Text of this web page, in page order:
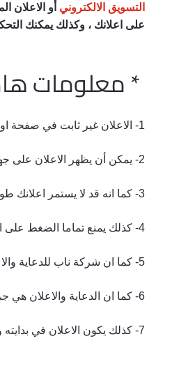
التسويق الالكتروني أو
على اعلانك ، وكذلك يمكنك
* معلومات
1- الاعلان غير ثابت في صفحة او مكان واحد، ويتحدد مكانه من خلال عدد وقوة المعلنين في نفس مجالك وقوة المواقع الخاصة بهم ونقاط اخرى كثرة تزيد على 400 نقطة .
2- يمكن أن يظهر الاعلان على جهاز ولا يظهر على الاخر في نفس المنطقة أو يظهر على جهاز الكومبيوتر صفحة أولى ويظهر في مكان أخر على الموبايل في نفس اللحظة.
3- كما انه قد لا يستمر اعلانك طوال اليوم وذلك يتوقف على الفئة المستهدفة والميزانية الخاصة بالاعلان
4- كذلك يمنع تماما الضغط على اعلانك لان ذلك يؤثر على الميزانية الخاصة بالاعلان دون جدوى.
5- كما ان شركة ناب للدعاية والاعلان تستخدم السماعة الرصاصية اللون فقط في اعلاناتها حيث أنها أكثر فاعلية.
6- كما ان الدعاية والاعلان هي جزء رغم أهميته إلا أنه يظل جزء ضمن عوامل أخرى تؤثر على زيادة مبيعاتك.
7- كذلك يكون الاعلان في بدايته ولمدة 3 ايام ( فترة تعلم ) ضعيف ويمكن الا تظهر به السماعة.